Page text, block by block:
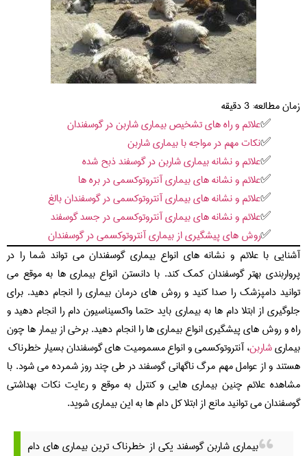
زمان مطالعه:3دقیقه
علائم و راه های تشخیص بیماری شاربن در گوسفندان
نکات مهم در مواجه با بیماری شاربن
علائم و نشانه بیماری شاربن در گوسفند ذبح شده
علائم و نشانه های بیماری آنتروتوکسمی در بره ها
علائم و نشانه های بیماری آنتروتوکسمی در گوسفندان بالغ
علائم و نشانه های بیماری آنتروتوکسمی در جسد گوسفند
روش های پیشگیری از بیماری آنتروتوکسمی در گوسفندان
آشنایی با علائم و نشانه های انواع بیماری گوسفندان می تواند شما را در
پرواربندی بهتر گوسفندان کمک کند. با دانستن انواع بیماری ها به موقع می
توانید دامپزشک را صدا کنید و روش های درمان بیماری را انجام دهید. برای
جلوگیری از ابتلا دام ها به بیماری باید حتما واکسیناسیون دام را انجام دهید و
راه و روش های پیشگیری انواع بیماری ها را انجام دهید. برخی از بیمار ها چون
بیماریشاربن، آنتروتوکسمی و انواع مسمومیت های گوسفندان بسیار خطرناک
هستند و از عوامل مهم مرگ ناگهانی گوسفند در طی چند روز شمرده می شود. با
مشاهده علائم چنین بیماری هایی و کنترل به موقع و رعایت نکات بهداشتی
گوسفندان می توانید مانع از ابتلا کل دام ها به این بیماری شوید.
بیماری شاربن گوسفند یکی از خطرناک ترین بیماری های دام